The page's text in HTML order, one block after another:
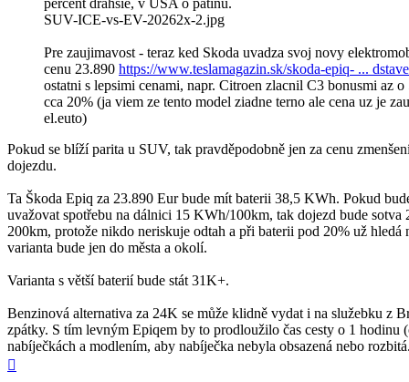
SUV-ICE-vs-EV-20262x-2.jpg
Pre zaujimavost - teraz ked Skoda uvadza svoj novy
cenu 23.890 https://www.teslamagazin.sk/skoda-epiq- ...
ostatni s lepsimi cenami, napr. Citroen zlacnil C3 bonusmi az o
cca 20% (ja viem ze tento model ziadne terno ale cena uz je
el.euto)
Pokud se blíží parita u SUV, tak pravděpodobně jen za cenu
dojezdu.
Ta Škoda Epiq za 23.890 Eur bude mít baterii 38,5 KWh. Pokud
uvažovat spotřebu na dálnici 15 KWh/100km, tak dojezd bude sotva
200km, protože nikdo neriskuje odtah a při baterii pod 20% už hledá
varianta bude jen do města a okolí.
Varianta s větší baterií bude stát 31K+.
Benzinová alternativa za 24K se může klidně vydat i na služebku z
zpátky. S tím levným Epiqem by to prodloužilo čas cesty o 1 hodinu
nabíječkách a modlením, aby nabíječka nebyla obsazená nebo